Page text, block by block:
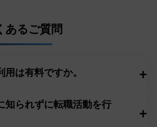
あるご質問
は有料ですか。 +
知られずに転職活動を行
+